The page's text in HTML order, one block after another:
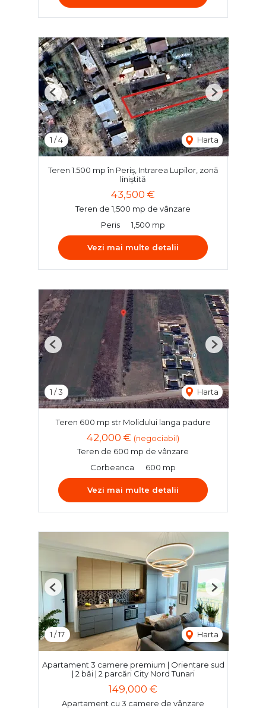
1 /4 Harta
Previous Next
Teren 1.500 mp în Periș, Intrarea Lupilor, zonă
liniștită
43,500 €
Teren de 1,500 mp de vânzare
Peris
1,500 mp
Vezi mai multe detalii
1 /3 Harta
Previous Next
Teren 600 mp str Molidului langa padure
42,000 € (negociabil)
Teren de 600 mp de vânzare
Corbeanca
600 mp
Vezi mai multe detalii
1 /17 Harta
Previous Next
Apartament 3 camere premium | Orientare sud
| 2 băi | 2 parcări City Nord Tunari
149,000 €
Apartament cu 3 camere de vânzare